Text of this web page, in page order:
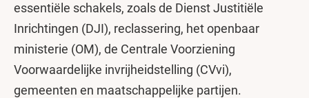
essentiële schakels, zoals de Dienst Justitiële
Inrichtingen (DJI), reclassering, het openbaar
ministerie (OM), de Centrale Voorziening
Voorwaardelijke invrijheidstelling (CVvi),
gemeenten en maatschappelijke partijen.